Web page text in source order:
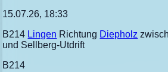
15.07.26, 18:33
B214 Lingen Richtung Diepholz
und Sellberg-Utdrift
B214